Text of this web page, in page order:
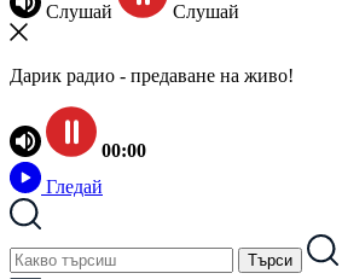
Слушай Слушай
Дарик радио - предаване на живо!
00:00
Гледай